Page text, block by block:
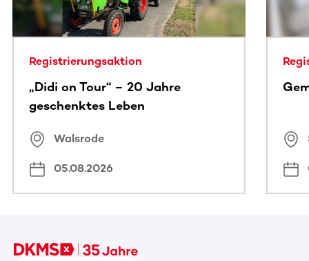
Registrierungsaktion
„Didi on Tour“ – 20 Jahre
geschenktes Leben
Walsrode
05.08.2026